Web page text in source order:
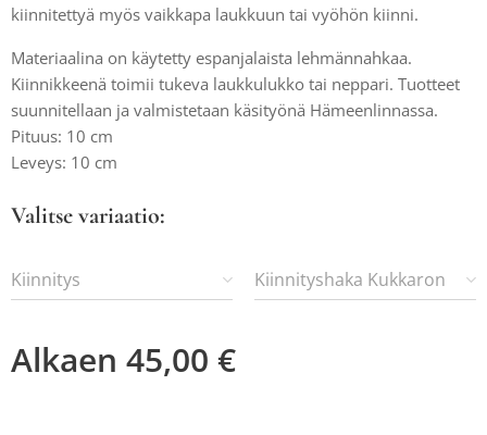
kiinnitettyä myös vaikkapa laukkuun tai vyöhön kiinni.
Materiaalina on käytetty espanjalaista lehmännahkaa.
Kiinnikkeenä toimii tukeva laukkulukko tai neppari. Tuotteet
suunnitellaan ja valmistetaan käsityönä Hämeenlinnassa.
Pituus: 10 cm
Leveys: 10 cm
Valitse variaatio:
Kiinnitys
Kiinnityshaka Kukkaron
Alkaen 45,00 €